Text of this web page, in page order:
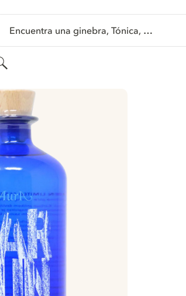
Encuentra una ginebra, Tónica, …
Buscar